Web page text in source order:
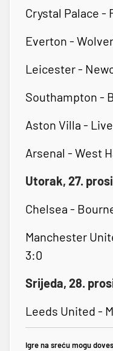
Crystal Palace -
Everton -
Leicester -
Southampton -
Aston Villa -
Arsenal - West
Utorak, 27.
Chelsea -
Manchester
3:0
Srijeda, 28.
Leeds United -
Igre na sreću mogu